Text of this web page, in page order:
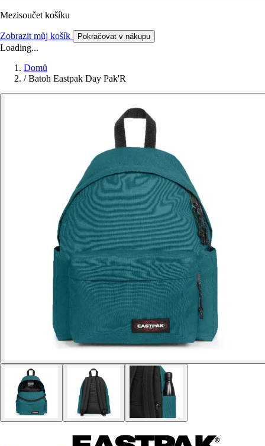
Mezisoučet košíku
Zobrazit můj košík Pokračovat v nákupu
Loading...
Domů
/ Batoh Eastpak Day Pak'R